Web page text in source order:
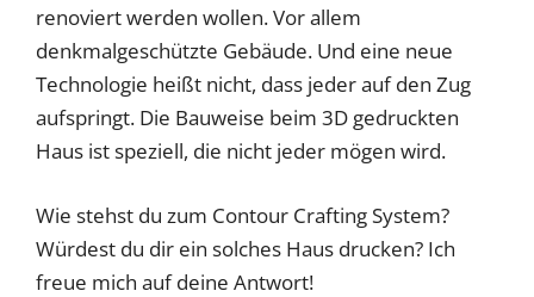
renoviert werden wollen. Vor allem
denkmalgeschützte Gebäude. Und eine neue
Technologie heißt nicht, dass jeder auf den Zug
aufspringt. Die Bauweise beim 3D gedruckten
Haus ist speziell, die nicht jeder mögen wird.
Wie stehst du zum Contour Crafting System?
Würdest du dir ein solches Haus drucken? Ich
freue mich auf deine Antwort!